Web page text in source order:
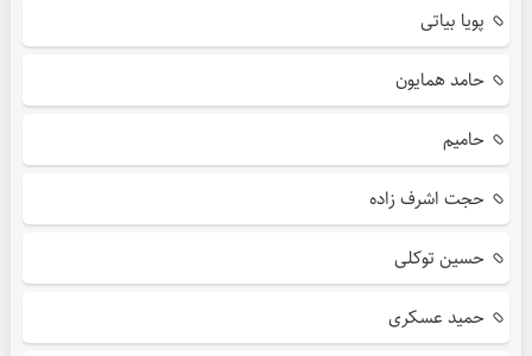
پویا بیاتی
حامد همایون
حامیم
حجت اشرف زاده
حسین توکلی
حمید عسکری